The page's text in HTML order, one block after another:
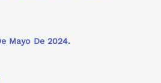
Mayo De 2024.